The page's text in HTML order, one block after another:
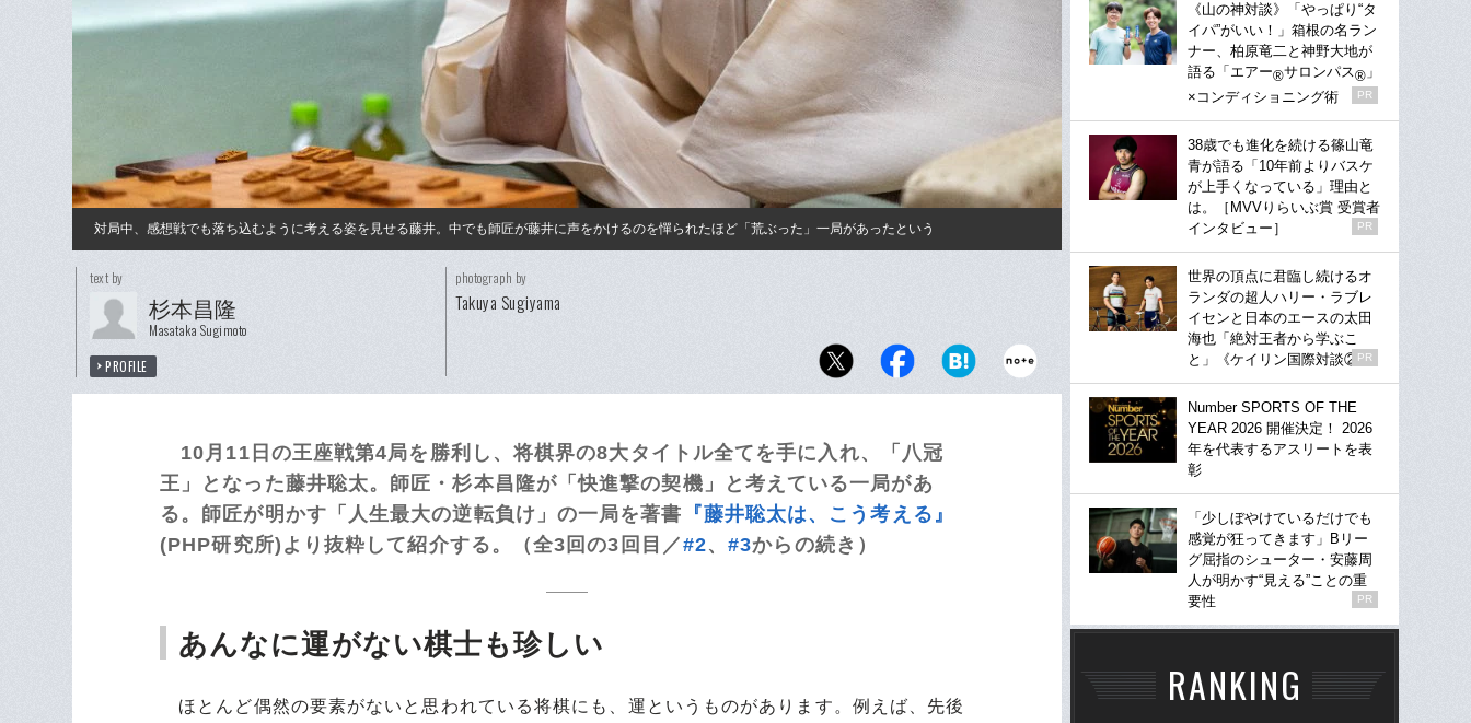
対局中、感想戦でも落ち込むように考える姿を見せる藤井。中でも師匠が藤井に声をかけるのを憚られたほど「荒ぶった」一局があったという
text by
杉本昌隆
Masataka Sugimoto
PROFILE
photograph by
Takuya Sugiyama
10月11日の王座戦第4局を勝利し、将棋界の8大タイトル全てを手に入れ、「八冠
王」となった藤井聡太。師匠・杉本昌隆が「快進撃の契機」と考えている一局があ
る。師匠が明かす「人生最大の逆転負け」の一局を著書 『藤井聡太は、こう考える』
(PHP研究所)より抜粋して紹介する。（全3回の3回目／#2、#3からの続き）
あんなに運がない棋士も珍しい
ほとんど偶然の要素がないと思われている将棋にも、運というものがあります。例えば、先後
《山の神対談》「やっぱり“タ
イパ”がいい！」箱根の名ラン
ナー、柏原竜二と神野大地が
語る「エアー®サロンパス® 」
×コンディショニング術
PR
38歳でも進化を続ける篠山竜
青が語る「10年前よりバスケ
が上手くなっている」理由と
は。［MVVりらいぶ賞 受賞者
インタビュー］
PR
世界の頂点に君臨し続けるオ
ランダの超人ハリー・ラブレ
イセンと日本のエースの太田
海也「絶対王者から学ぶこ
と」《ケイリン国際対談②》
PR
Number SPORTS OF THE
YEAR 2026 開催決定！ 2026
年を代表するアスリートを表
彰
「少しぼやけているだけでも
感覚が狂ってきます」Bリー
グ屈指のシューター・安藤周
人が明かす“見える”ことの重
要性
PR
RANKING